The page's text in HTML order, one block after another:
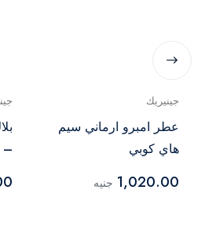
جينيريك
عطر امبرو ارماني سيم
هاي كوبي
1,020.00 جنيه
–